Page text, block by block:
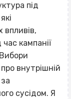
під
впливів,
кампанії
внутрішній
сусідом. Я